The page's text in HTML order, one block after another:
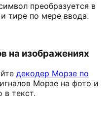
преобразуется в
тире по мере ввода.
на изображениях
декодер Морзе по
Морзе на фото и
в текст.